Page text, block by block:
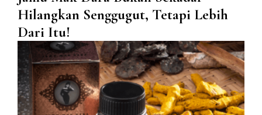
Hilangkan Senggugut, Tetapi Lebih
Dari Itu!